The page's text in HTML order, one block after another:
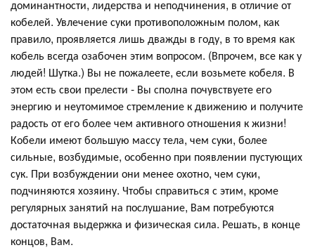
доминантности, лидерства и неподчинения, в отличие от
кобелей. Увлечение суки противоположным полом, как
правило, проявляется лишь дважды в году, в то время как
кобель всегда озабочен этим вопросом. (Впрочем, все как у
людей! Шутка.) Вы не пожалеете, если возьмете кобеля. В
этом есть свои прелести - Вы сполна почувствуете его
энергию и неутомимое стремление к движению и получите
радость от его более чем активного отношения к жизни!
Кобели имеют большую массу тела, чем суки, более
сильные, возбудимые, особенно при появлении пустующих
сук. При возбуждении они менее охотно, чем суки,
подчиняются хозяину. Чтобы справиться с этим, кроме
регулярных занятий на послушание, Вам потребуются
достаточная выдержка и физическая сила. Решать, в конце
концов, Вам.